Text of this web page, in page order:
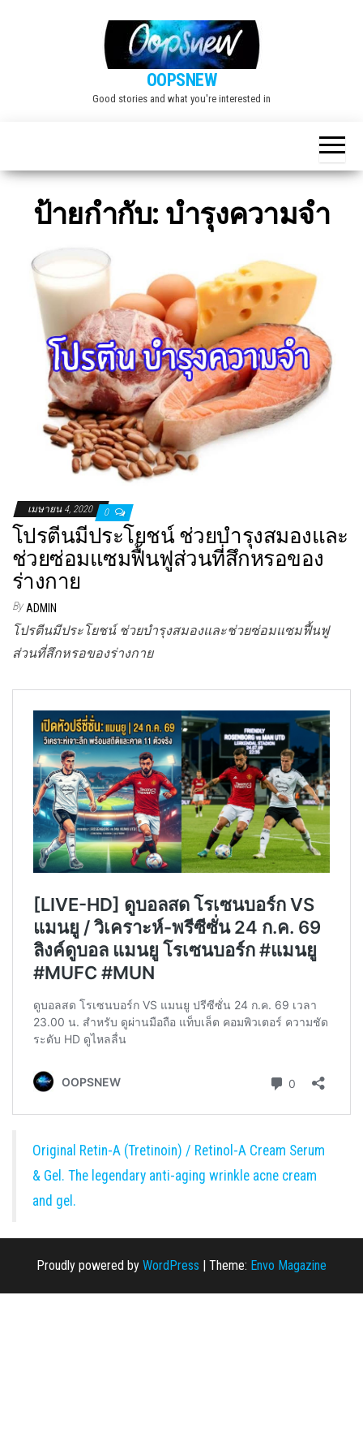
OOPSNEW
Good stories and what you're interested in
ป้ายกำกับ: บำรุงความจำ
เมษายน 4, 2020 0
โปรตีนมีประโยชน์ ช่วยบำรุงสมองและ
ช่วยซ่อมแซมฟื้นฟูส่วนที่สึกหรอของ
ร่างกาย
By ADMIN
โปรตีนมีประโยชน์ ช่วยบำรุงสมองและช่วยซ่อมแซมฟื้นฟู
ส่วนที่สึกหรอของร่างกาย
Original Retin-A (Tretinoin) / Retinol-A Cream Serum
& Gel. The legendary anti-aging wrinkle acne cream
and gel.
Proudly powered by WordPress | Theme: Envo Magazine